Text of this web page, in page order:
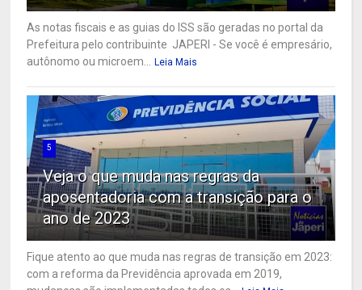
As notas fiscais e as guias do ISS são geradas no portal da
Prefeitura pelo contribuinte JAPERI - Se você é empresário,
autônomo ou microem...
Leia Mais
5
Veja o que muda nas regras da
aposentadoria com a transição para o
ano de 2023
Fique atento ao que muda nas regras de transição em 2023:
com a reforma da Previdência aprovada em 2019,